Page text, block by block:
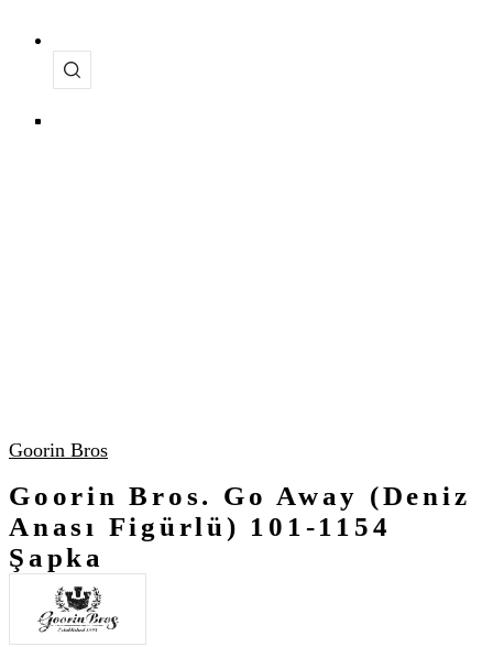
Goorin Bros
Goorin Bros. Go Away (Deniz
Anası Figürlü) 101-1154
Şapka